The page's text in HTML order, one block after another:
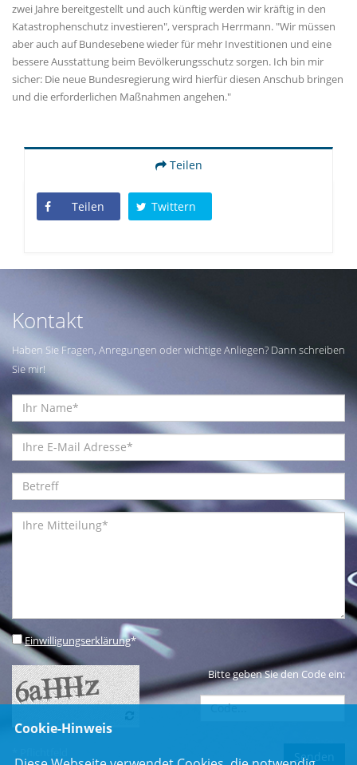
zwei Jahre bereitgestellt und auch künftig werden wir kräftig in den
Katastrophenschutz investieren", versprach Herrmann. "Wir müssen
aber auch auf Bundesebene wieder für mehr Investitionen und eine
bessere Ausstattung beim Bevölkerungsschutz sorgen. Ich bin mir
sicher: Die neue Bundesregierung wird hierfür diesen Anschub bringen
und die erforderlichen Maßnahmen angehen."
Teilen
Teilen Twittern
Kontakt
Haben Sie Fragen, Anregungen oder wichtige Anliegen? Dann schreiben
Sie mir!
Einwilligungserklärung*
Bitte geben Sie den Code ein:
Cookie-Hinweis